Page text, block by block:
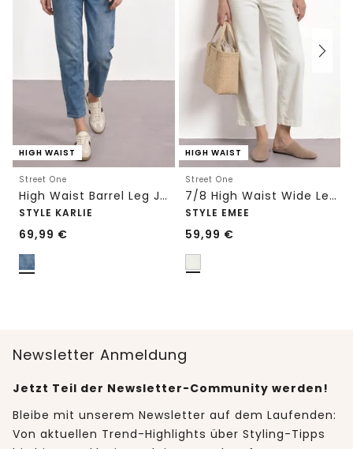
HIGH WAIST
Street One
High Waist Barrel Leg Jeans im Loose Fit
STYLE KARLIE
69,99 €
HIGH WAIST
Street One
7/8 High Waist Wide Leg Jeans im Loose Fit
STYLE EMEE
59,99 €
Newsletter Anmeldung
Jetzt Teil der Newsletter-Community werden!
Bleibe mit unserem Newsletter auf dem Laufenden:
Von aktuellen Trend-Highlights über Styling-Tipps